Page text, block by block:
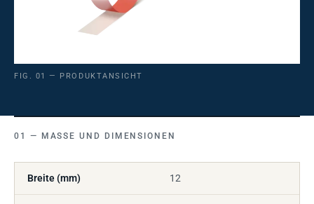
FIG. 01 — PRODUKTANSICHT
MASSE UND DIMENSIONEN
Breite (mm) 12